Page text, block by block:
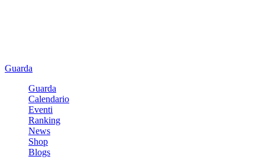
Guarda
Guarda
Calendario
Eventi
Ranking
News
Shop
Blogs